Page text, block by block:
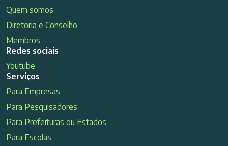
Quem somos
Diretoria e Conselho
Membros
Redes sociais
Youtube
Serviços
Para Empresas
Para Pesquisadores
Para Prefeituras ou Estados
Para Escolas